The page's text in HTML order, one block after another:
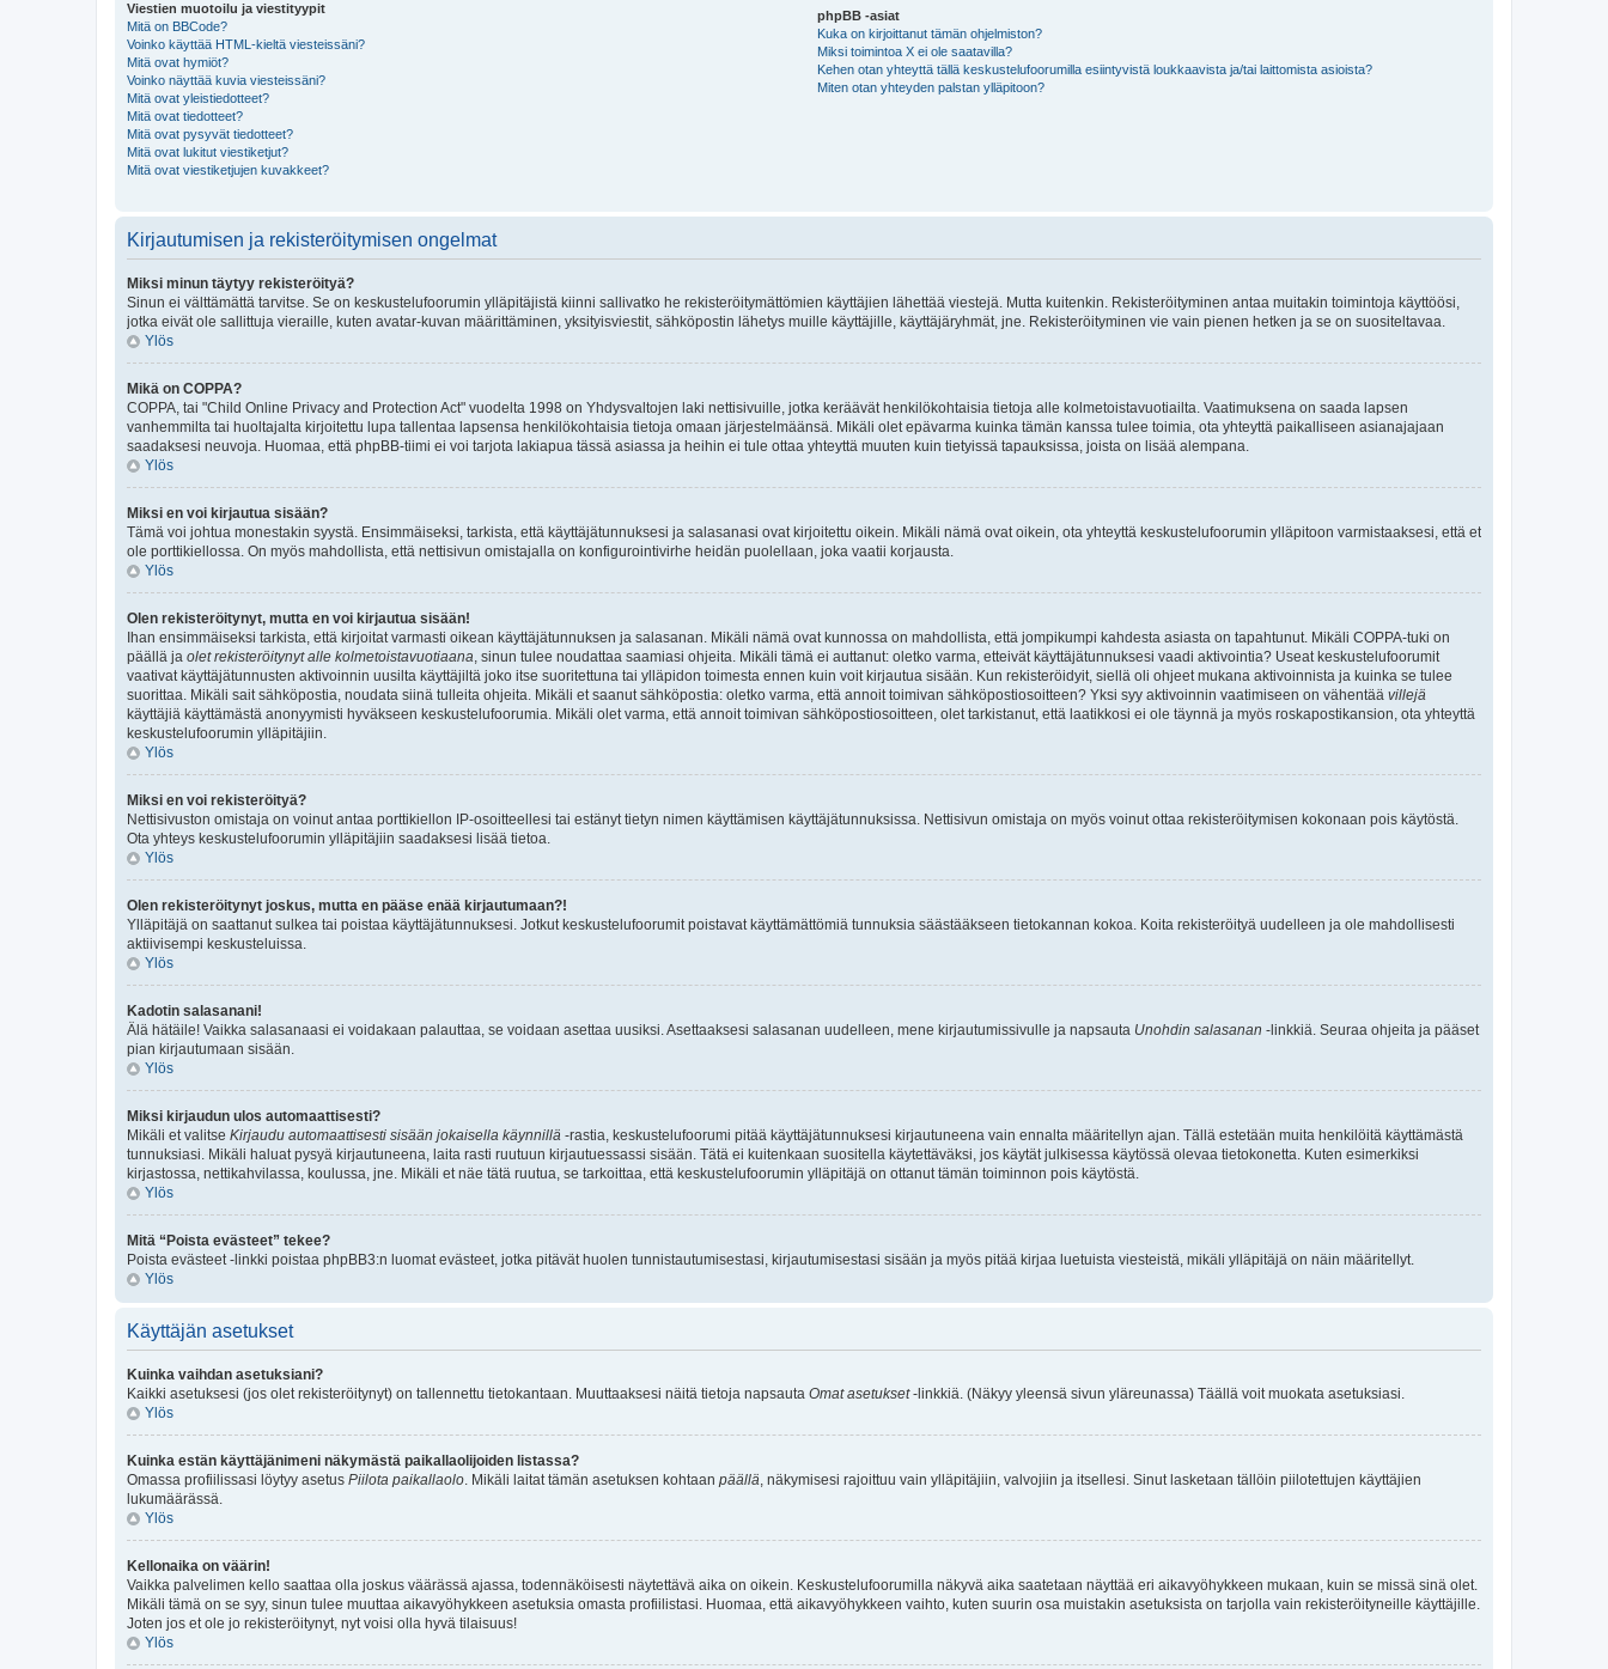
Viestien muotoilu ja viestityypit
Mitä on BBCode?
Voinko käyttää HTML-kieltä viesteissäni?
Mitä ovat hymiöt?
Voinko näyttää kuvia viesteissäni?
Mitä ovat yleistiedotteet?
Mitä ovat tiedotteet?
Mitä ovat pysyvät tiedotteet?
Mitä ovat lukitut viestiketjut?
Mitä ovat viestiketjujen kuvakkeet?
phpBB -asiat
Kuka on kirjoittanut tämän ohjelmiston?
Miksi toimintoa X ei ole saatavilla?
Kehen otan yhteyttä tällä keskustelufoorumilla esiintyvistä loukkaavista ja/tai laittomista asioista?
Miten otan yhteyden palstan ylläpitoon?
Kirjautumisen ja rekisteröitymisen ongelmat
Miksi minun täytyy rekisteröityä?
Sinun ei välttämättä tarvitse. Se on keskustelufoorumin ylläpitäjistä kiinni sallivatko he rekisteröitymättömien käyttäjien lähettää viestejä. Mutta kuitenkin. Rekisteröityminen antaa muitakin toimintoja käyttöösi,
jotka eivät ole sallittuja vieraille, kuten avatar-kuvan määrittäminen, yksityisviestit, sähköpostin lähetys muille käyttäjille, käyttäjäryhmät, jne. Rekisteröityminen vie vain pienen hetken ja se on suositeltavaa.
Ylös
Mikä on COPPA?
COPPA, tai "Child Online Privacy and Protection Act" vuodelta 1998 on Yhdysvaltojen laki nettisivuille, jotka keräävät henkilökohtaisia tietoja alle kolmetoistavuotiailta. Vaatimuksena on saada lapsen
vanhemmilta tai huoltajalta kirjoitettu lupa tallentaa lapsensa henkilökohtaisia tietoja omaan järjestelmäänsä. Mikäli olet epävarma kuinka tämän kanssa tulee toimia, ota yhteyttä paikalliseen asianajajaan
saadaksesi neuvoja. Huomaa, että phpBB-tiimi ei voi tarjota lakiapua tässä asiassa ja heihin ei tule ottaa yhteyttä muuten kuin tietyissä tapauksissa, joista on lisää alempana.
Ylös
Miksi en voi kirjautua sisään?
Tämä voi johtua monestakin syystä. Ensimmäiseksi, tarkista, että käyttäjätunnuksesi ja salasanasi ovat kirjoitettu oikein. Mikäli nämä ovat oikein, ota yhteyttä keskustelufoorumin ylläpitoon varmistaaksesi, että et
ole porttikiellossa. On myös mahdollista, että nettisivun omistajalla on konfigurointivirhe heidän puolellaan, joka vaatii korjausta.
Ylös
Olen rekisteröitynyt, mutta en voi kirjautua sisään!
Ihan ensimmäiseksi tarkista, että kirjoitat varmasti oikean käyttäjätunnuksen ja salasanan. Mikäli nämä ovat kunnossa on mahdollista, että jompikumpi kahdesta asiasta on tapahtunut. Mikäli COPPA-tuki on
päällä ja olet rekisteröitynyt alle kolmetoistavuotiaana, sinun tulee noudattaa saamiasi ohjeita. Mikäli tämä ei auttanut: oletko varma, etteivät käyttäjätunnuksesi vaadi aktivointia? Useat keskustelufoorumit
vaativat käyttäjätunnusten aktivoinnin uusilta käyttäjiltä joko itse suoritettuna tai ylläpidon toimesta ennen kuin voit kirjautua sisään. Kun rekisteröidyit, siellä oli ohjeet mukana aktivoinnista ja kuinka se tulee
suorittaa. Mikäli sait sähköpostia, noudata siinä tulleita ohjeita. Mikäli et saanut sähköpostia: oletko varma, että annoit toimivan sähköpostiosoitteen? Yksi syy aktivoinnin vaatimiseen on vähentää villejä
käyttäjiä käyttämästä anonyymisti hyväkseen keskustelufoorumia. Mikäli olet varma, että annoit toimivan sähköpostiosoitteen, olet tarkistanut, että laatikkosi ei ole täynnä ja myös roskapostikansion, ota yhteyttä
keskustelufoorumin ylläpitäjiin.
Ylös
Miksi en voi rekisteröityä?
Nettisivuston omistaja on voinut antaa porttikiellon IP-osoitteellesi tai estänyt tietyn nimen käyttämisen käyttäjätunnuksissa. Nettisivun omistaja on myös voinut ottaa rekisteröitymisen kokonaan pois käytöstä.
Ota yhteys keskustelufoorumin ylläpitäjiin saadaksesi lisää tietoa.
Ylös
Olen rekisteröitynyt joskus, mutta en pääse enää kirjautumaan?!
Ylläpitäjä on saattanut sulkea tai poistaa käyttäjätunnuksesi. Jotkut keskustelufoorumit poistavat käyttämättömiä tunnuksia säästääkseen tietokannan kokoa. Koita rekisteröityä uudelleen ja ole mahdollisesti
aktiivisempi keskusteluissa.
Ylös
Kadotin salasanani!
Älä hätäile! Vaikka salasanaasi ei voidakaan palauttaa, se voidaan asettaa uusiksi. Asettaaksesi salasanan uudelleen, mene kirjautumissivulle ja napsauta Unohdin salasanan -linkkiä. Seuraa ohjeita ja pääset
pian kirjautumaan sisään.
Ylös
Miksi kirjaudun ulos automaattisesti?
Mikäli et valitse Kirjaudu automaattisesti sisään jokaisella käynnillä -rastia, keskustelufoorumi pitää käyttäjätunnuksesi kirjautuneena vain ennalta määritellyn ajan. Tällä estetään muita henkilöitä käyttämästä
tunnuksiasi. Mikäli haluat pysyä kirjautuneena, laita rasti ruutuun kirjautuessassi sisään. Tätä ei kuitenkaan suositella käytettäväksi, jos käytät julkisessa käytössä olevaa tietokonetta. Kuten esimerkiksi
kirjastossa, nettikahvilassa, koulussa, jne. Mikäli et näe tätä ruutua, se tarkoittaa, että keskustelufoorumin ylläpitäjä on ottanut tämän toiminnon pois käytöstä.
Ylös
Mitä “Poista evästeet” tekee?
Poista evästeet -linkki poistaa phpBB3:n luomat evästeet, jotka pitävät huolen tunnistautumisestasi, kirjautumisestasi sisään ja myös pitää kirjaa luetuista viesteistä, mikäli ylläpitäjä on näin määritellyt.
Ylös
Käyttäjän asetukset
Kuinka vaihdan asetuksiani?
Kaikki asetuksesi (jos olet rekisteröitynyt) on tallennettu tietokantaan. Muuttaaksesi näitä tietoja napsauta Omat asetukset-linkkiä. (Näkyy yleensä sivun yläreunassa) Täällä voit muokata asetuksiasi.
Ylös
Kuinka estän käyttäjänimeni näkymästä paikallaolijoiden listassa?
Omassa profiilissasi löytyy asetus Piilota paikallaolo. Mikäli laitat tämän asetuksen kohtaan päällä, näkymisesi rajoittuu vain ylläpitäjiin, valvojiin ja itsellesi. Sinut lasketaan tällöin piilotettujen käyttäjien
lukumäärässä.
Ylös
Kellonaika on väärin!
Vaikka palvelimen kello saattaa olla joskus väärässä ajassa, todennäköisesti näytettävä aika on oikein. Keskustelufoorumilla näkyvä aika saatetaan näyttää eri aikavyöhykkeen mukaan, kuin se missä sinä olet.
Mikäli tämä on se syy, sinun tulee muuttaa aikavyöhykkeen asetuksia omasta profiilistasi. Huomaa, että aikavyöhykkeen vaihto, kuten suurin osa muistakin asetuksista on tarjolla vain rekisteröityneille käyttäjille.
Joten jos et ole jo rekisteröitynyt, nyt voisi olla hyvä tilaisuus!
Ylös